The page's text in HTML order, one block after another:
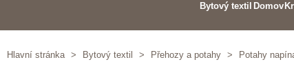
Bytový textil Domov
Hlavní stránka > Bytový textil > Přehozy a potahy > Potahy